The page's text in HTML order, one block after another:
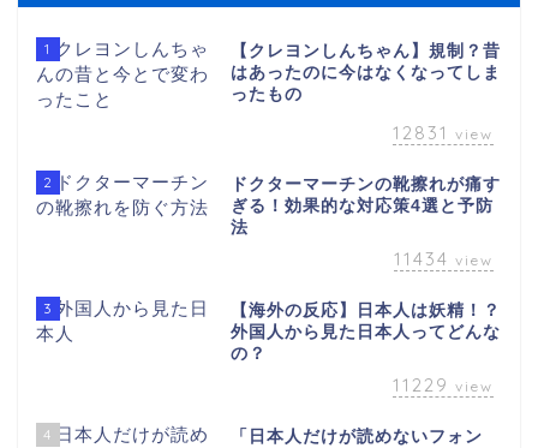
1
【クレヨンしんちゃん】規制？昔
はあったのに今はなくなってしま
ったもの
12831 view
2
ドクターマーチンの靴擦れが痛す
ぎる！効果的な対応策4選と予防
法
11434 view
3
【海外の反応】日本人は妖精！？
外国人から見た日本人ってどんな
の？
11229 view
4
「日本人だけが読めないフォン